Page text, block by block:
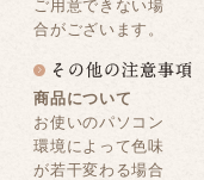
ご用意できない場
合がございます。
商品について
お使いのパソコン
環境によって色味
が若干変わる場合